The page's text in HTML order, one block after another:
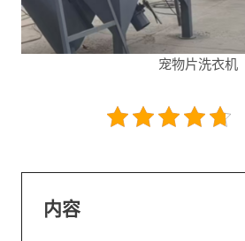
宠物片洗衣机
内容